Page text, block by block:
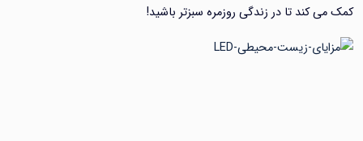
تا در زندگی روزمره سبزتر باشید!